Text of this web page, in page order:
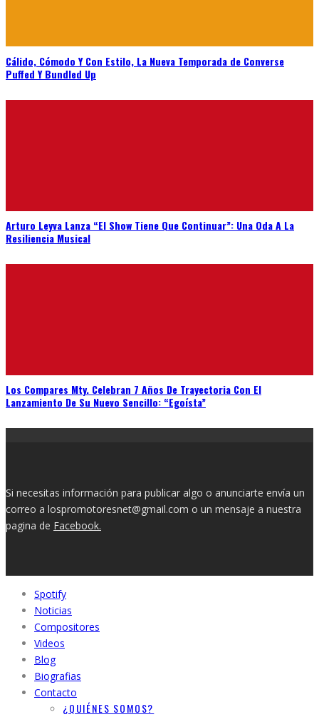
Cálido, Cómodo Y Con Estilo, La Nueva Temporada de Converse
Puffed Y Bundled Up
Arturo Leyva Lanza “El Show Tiene Que Continuar”: Una Oda A La
Resiliencia Musical
Los Compares Mty. Celebran 7 Años De Trayectoria Con El
Lanzamiento De Su Nuevo Sencillo: “Egoísta”
Si necesitas información para publicar algo o anunciarte envía un
correo a lospromotoresnet@gmail.com o un mensaje a nuestra
pagina de Facebook.
Spotify
Noticias
Compositores
Videos
Blog
Biografias
Contacto
¿QUIÉNES SOMOS?